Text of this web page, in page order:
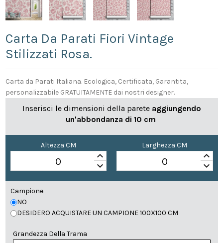
Carta Da Parati Fiori Vintage
Stilizzati Rosa.
Carta da Parati Italiana. Ecologica, Certificata, Garantita,
personalizzabile GRATUITAMENTE dai nostri designer.
Inserisci le dimensioni della parete aggiungendo
un'abbondanza di 10 cm
Altezza CM
keyboard_arrow_up
keyboard_arrow_down
Larghezza CM
keyboard_arrow_up
keyboard_arrow_down
Campione
NO
DESIDERO ACQUISTARE UN CAMPIONE 100X100 CM
Grandezza Della Trama